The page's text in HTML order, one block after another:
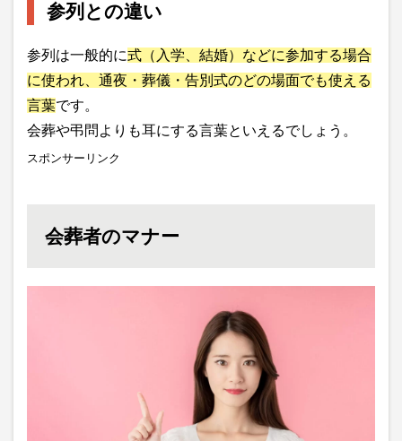
参列との違い
参列は一般的に式（入学、結婚）などに参加する場合
に使われ、通夜・葬儀・告別式のどの場面でも使える
言葉です。
会葬や弔問よりも耳にする言葉といえるでしょう。
スポンサーリンク
会葬者のマナー